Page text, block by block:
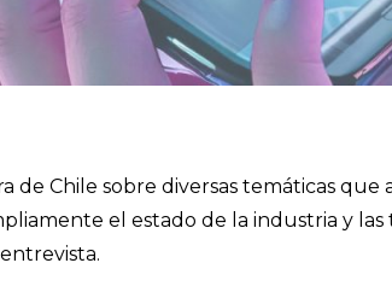
Chile sobre diversas temáticas
el estado de la industria y